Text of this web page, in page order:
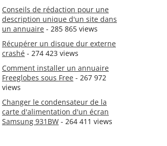
Conseils de rédaction pour une
description unique d'un site dans
un annuaire - 285 865 views
Récupérer un disque dur externe
crashé - 274 423 views
Comment installer un annuaire
Freeglobes sous Free - 267 972
views
Changer le condensateur de la
carte d'alimentation d'un écran
Samsung 931BW - 264 411 views